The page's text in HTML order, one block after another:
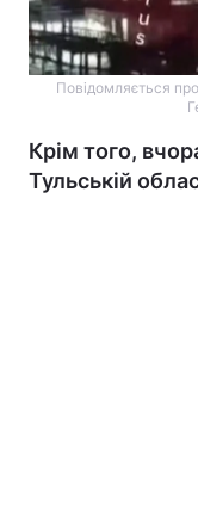
Повідомляється
Крім того,
Тульській